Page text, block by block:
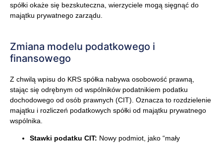
spółki okaże się bezskuteczna, wierzyciele mogą sięgnąć do
majątku prywatnego zarządu.
Zmiana modelu podatkowego i
finansowego
Z chwilą wpisu do KRS spółka nabywa osobowość prawną,
stając się odrębnym od wspólników podatnikiem podatku
dochodowego od osób prawnych (CIT). Oznacza to rozdzielenie
majątku i rozliczeń podatkowych spółki od majątku prywatnego
wspólnika.
Stawki podatku CIT: Nowy podmiot, jako “mały